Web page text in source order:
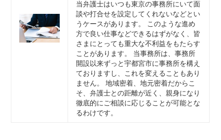
当弁護士はいつも東京の事務所にいて面
談や打合せを設定してくれないなどとい
うケースがあります。 このような進め
方で良い仕事などできるはずがなく、皆
さまにとっても重大な不利益をもたらす
ことがあります。 当事務所は、事務所
開設以来ずっと宇都宮市に事務所を構え
ておりますし、これを変えることもあり
ません。 地域密着、地元密着だからこ
そ、弁護士との距離が近く、親身になり
徹底的にご相談に応じることが可能とな
るわけです。